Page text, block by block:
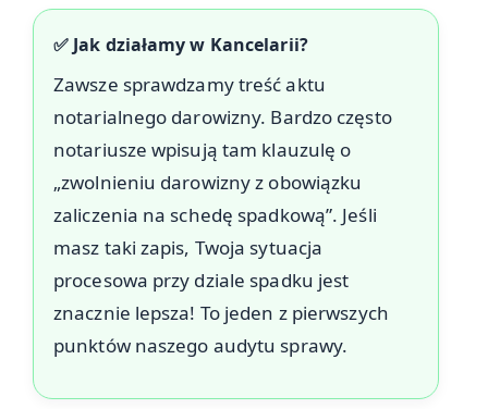
✅ Jak działamy w Kancelarii?
Zawsze sprawdzamy treść aktu
notarialnego darowizny. Bardzo często
notariusze wpisują tam klauzulę o
„zwolnieniu darowizny z obowiązku
zaliczenia na schedę spadkową”. Jeśli
masz taki zapis, Twoja sytuacja
procesowa przy dziale spadku jest
znacznie lepsza! To jeden z pierwszych
punktów naszego audytu sprawy.